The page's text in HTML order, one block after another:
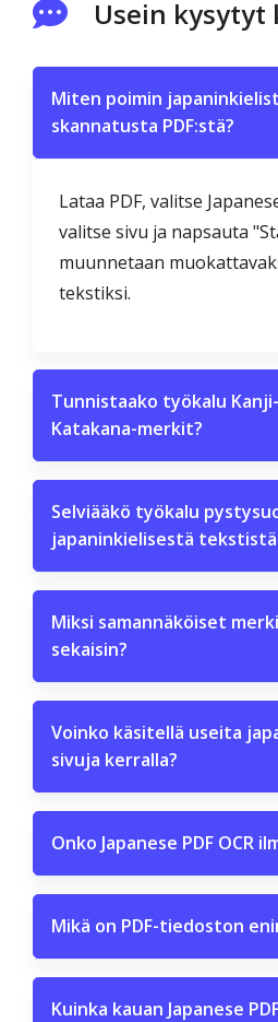
Usein kysytyt
Miten poimin
skannatusta PDF:stä?
Lataa PDF, valitse
valitse sivu ja napsauta
muunnetaan
tekstiksi.
Tunnistaako työkalu
Katakana-merkit?
Selviääkö työkalu
japaninkielisestä
Miksi samannäköiset
sekaisin?
Voinko käsitellä useita
sivuja kerralla?
Onko Japanese PDF OCR
Mikä on PDF-tiedoston
Kuinka kauan Japanese